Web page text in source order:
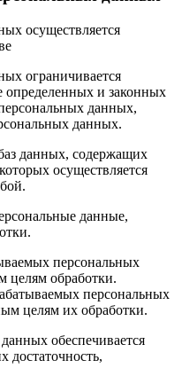
осуществляется
ограничивается
определенных и законных
данных,
данных.
данных, содержащих
осуществляется
данные,
персональных
целям обработки.
персональных
целям их обработки.
обеспечивается
достаточность,